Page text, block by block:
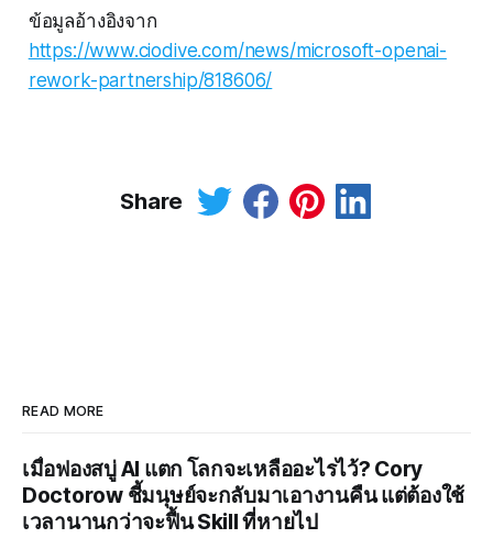
ข้อมูลอ้างอิงจาก
https://www.ciodive.com/news/microsoft-openai-
rework-partnership/818606/
Share
READ MORE
เมื่อฟองสบู่ AI แตก โลกจะเหลืออะไรไว้? Cory
Doctorow ชี้มนุษย์จะกลับมาเอางานคืน แต่ต้องใช้
เวลานานกว่าจะฟื้น Skill ที่หายไป